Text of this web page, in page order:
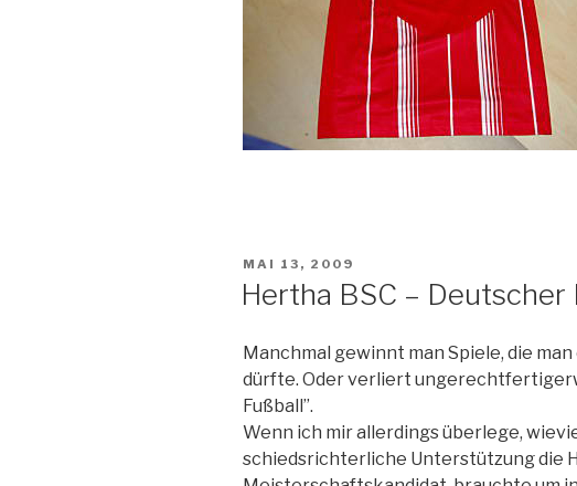
VERÖFFENTLICHT
MAI 13, 2009
Hertha BSC – Deutscher
Manchmal gewinnt man Spiele, die
dürfte. Oder verliert
Fußball”.
Wenn ich mir allerdings überlege,
schiedsrichterliche Unterstützung die